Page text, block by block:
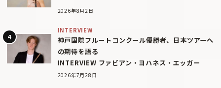
2026年8月2日
INTERVIEW
神戸国際フルートコンクール優勝者、日本ツアーへ
の期待を語る
INTERVIEW ファビアン・ヨハネス・エッガー
2026年7月28日